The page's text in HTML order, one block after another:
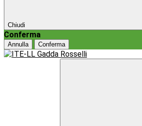
Chiudi
Conferma
Annulla Conferma